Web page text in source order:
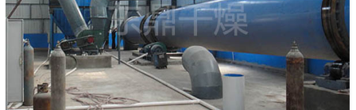
项目详情